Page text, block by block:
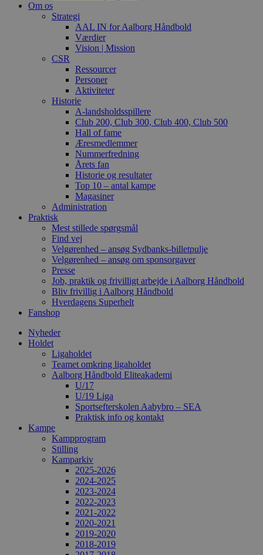
Om os
Strategi
AAL IN for Aalborg Håndbold
Værdier
Vision | Mission
CSR
Ressourcer
Personer
Aktiviteter
Historie
A-landsholdsspillere
Club 200, Club 300, Club 400, Club 500
Hall of fame
Æresmedlemmer
Nummerfredning
Årets fan
Historie og resultater
Top 10 – antal kampe
Magasiner
Administration
Praktisk
Mest stillede spørgsmål
Find vej
Velgørenhed – ansøg Sydbanks-billetpulje
Velgørenhed – ansøg om sponsorgaver
Presse
Job, praktik og frivilligt arbejde i Aalborg Håndbold
Bliv frivillig i Aalborg Håndbold
Hverdagens Superhelt
Fanshop
Nyheder
Holdet
Ligaholdet
Teamet omkring ligaholdet
Aalborg Håndbold Eliteakademi
U/17
U/19 Liga
Sportsefterskolen Aabybro – SEA
Praktisk info og kontakt
Kampe
Kampprogram
Stilling
Kamparkiv
2025-2026
2024-2025
2023-2024
2022-2023
2021-2022
2020-2021
2019-2020
2018-2019